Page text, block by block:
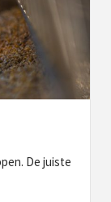
De juiste